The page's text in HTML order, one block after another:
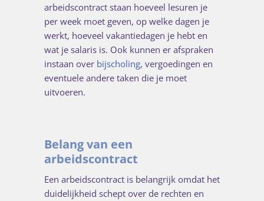
arbeidscontract staan hoeveel lesuren je
per week moet geven, op welke dagen je
werkt, hoeveel vakantiedagen je hebt en
wat je salaris is. Ook kunnen er afspraken
instaan over bijscholing, vergoedingen en
eventuele andere taken die je moet
uitvoeren.
Belang van een
arbeidscontract
Een arbeidscontract is belangrijk omdat het
duidelijkheid schept over de rechten en